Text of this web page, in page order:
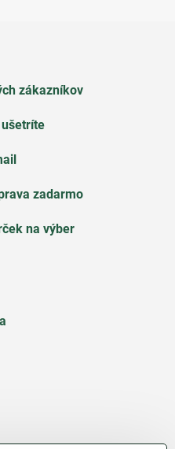
zákazníkov
zadarmo
na výber